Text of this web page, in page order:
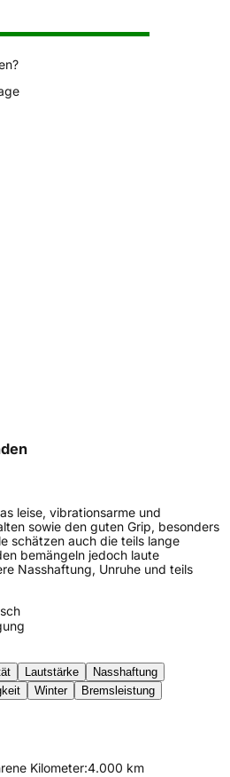
leise, vibrationsarme und
sowie den guten Grip, besonders
schätzen auch die teils lange
bemängeln jedoch laute
Nasshaftung, Unruhe und teils
Lautstärke
Nasshaftung
Winter
Bremsleistung
Kilometer:4.000 km